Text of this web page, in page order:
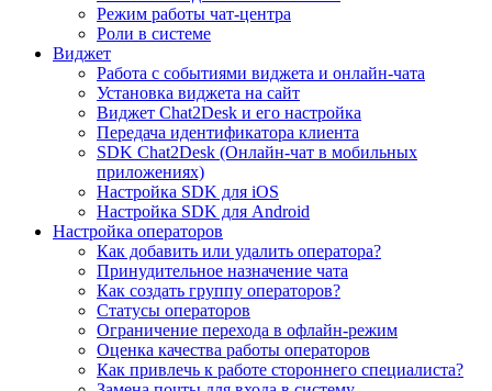
Режим работы чат-центра
Роли в системе
Виджет
Работа с событиями виджета и онлайн-чата
Установка виджета на сайт
Виджет Chat2Desk и его настройка
Передача идентификатора клиента
SDK Chat2Desk (Онлайн-чат в мобильных
приложениях)
Настройка SDK для iOS
Настройка SDK для Android
Настройка операторов
Как добавить или удалить оператора?
Принудительное назначение чата
Как создать группу операторов?
Статусы операторов
Ограничение перехода в офлайн-режим
Оценка качества работы операторов
Как привлечь к работе стороннего специалиста?